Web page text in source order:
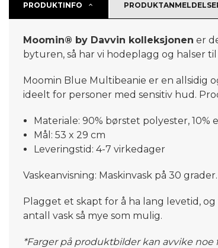
PRODUKTINFO
Moomin® by Davvin kolleksjonen er
byturen, så har vi hodeplagg og halser
Moomin Blue Multibeanie er en allsidig
ideelt for personer med sensitiv hud.
Materiale: 90% børstet polyester, 10%
Mål: 53 x 29 cm
Leveringstid: 4-7 virkedager
Vaskeanvisning: Maskinvask på 30 grader.
Plagget et skapt for å ha lang levetid,
antall vask så mye som mulig.
*Farger på produktbilder kan avvike noe